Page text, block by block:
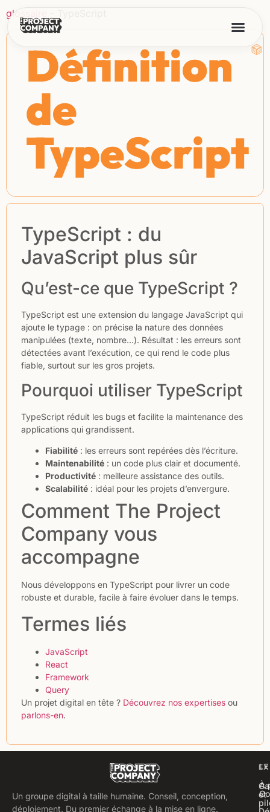
glossaire
Définition
de
TypeScript
TypeScript : du
JavaScript plus sûr
Qu’est-ce que TypeScript ?
TypeScript est une extension du langage JavaScript qui
ajoute le typage : on précise la nature des données
manipulées (texte, nombre…). Résultat : les erreurs sont
détectées avant l’exécution, ce qui rend le code plus
fiable, surtout sur les gros projets.
Pourquoi utiliser TypeScript
TypeScript réduit les bugs et facilite la maintenance des
applications qui grandissent.
Fiabilité : les erreurs sont repérées dès l’écriture.
Maintenabilité : un code plus clair et documenté.
Productivité : meilleure assistance des outils.
Scalabilité : idéal pour les projets d’envergure.
Comment The Project
Company vous
accompagne
Nous développons en TypeScript pour livrer un code
robuste et durable, facile à faire évoluer dans le temps.
Termes liés
JavaScript
React
Framework
Query
Un projet digital en tête ? Découvrez nos expertises ou
parlons-en.
Un groupe digital à taille humaine. Conseil, conception,
déploiement. Du premier échange à la mise en ligne.
et
À